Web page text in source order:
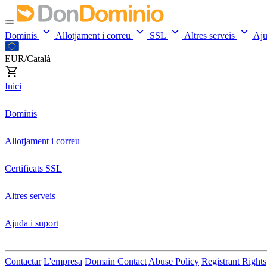
Dominis Allotjament i correu SSL Altres serveis
EUR/Català
Inici
Dominis
Allotjament i correu
Certificats SSL
Altres serveis
Ajuda i suport
Contactar L'empresa Domain Contact Abuse Policy Registrant Rights